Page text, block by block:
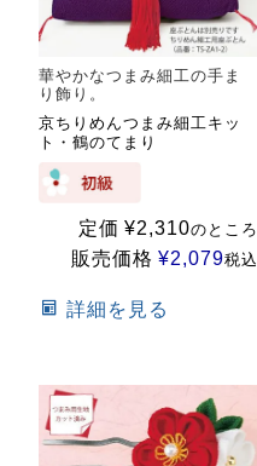
華やかなつまみ細工の手ま
り飾り。
京ちりめんつまみ細工キッ
ト・鶴のてまり
定価 ¥2,310のところ
販売価格 ¥2,079税込
詳細を見る